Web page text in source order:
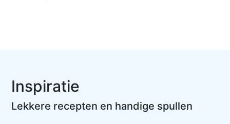
Inspiratie
Lekkere recepten en handige spullen